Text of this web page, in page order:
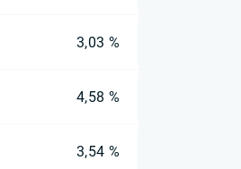
3,03 %
4,58 %
3,54 %